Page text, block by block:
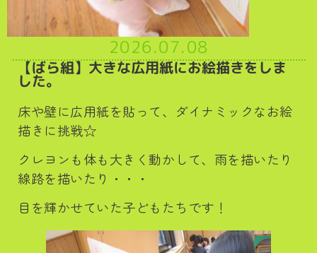
2026.07.08
【ばら組】大きな広用紙にお絵描きをしま
した。
床や壁に広用紙を貼って、ダイナミックなお絵
描きに挑戦☆
クレヨンも体も大きく動かして、雨を描いたり
線路を描いたり・・・
目を輝かせていた子どもたちです！